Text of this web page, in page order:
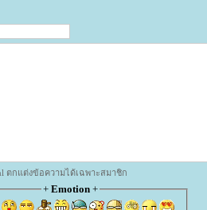
ตกแต่งข้อความได้เฉพาะสมาชิก
+ Emotion+